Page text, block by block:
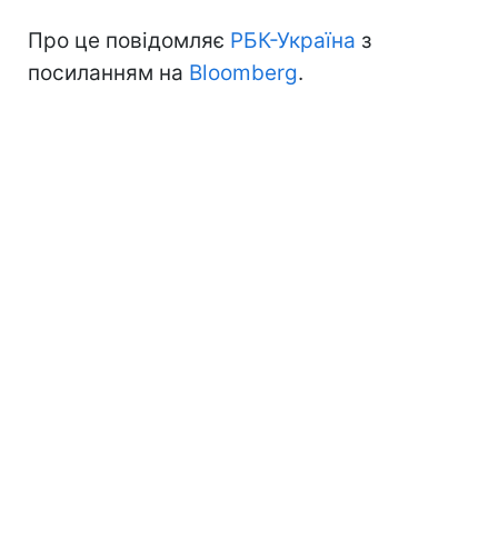
Про це повідомляє РБК-Україна з
посиланням на Bloomberg.